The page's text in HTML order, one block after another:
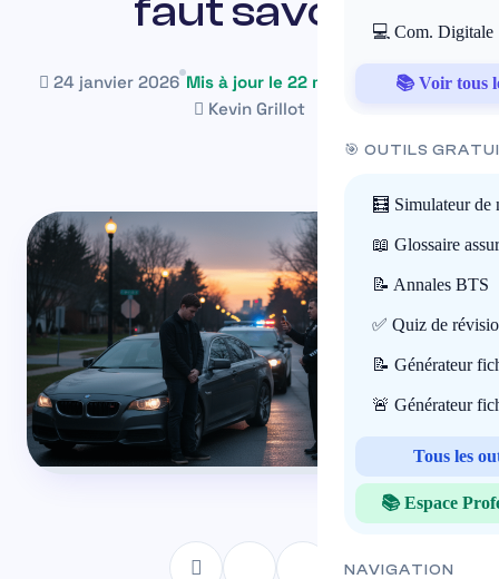
💻 Com. Digitale
📚 Voir tous
🎯 OUTILS
🧮 Simulateur de
📖 Glossaire
📝 Annales BTS
✅ Quiz de
📝 Générateur
🚨 Générateur
Tous les
📚 Espace
NAVIGATION
faut savoir
24 janvier 2026 Mis à jour le 22 mai 2026
~18 min
Kevin Grillot